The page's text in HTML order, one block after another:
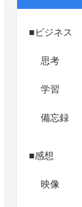
■ビジネス
思考
学習
備忘録
■感想
映像